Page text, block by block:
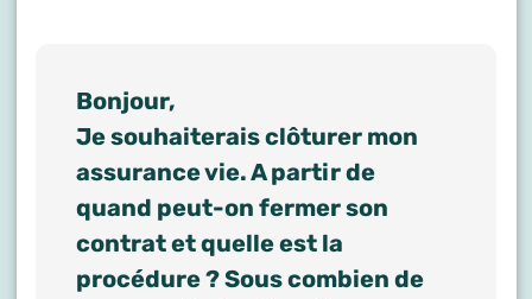
Bonjour,
Je souhaiterais clôturer mon
assurance vie. A partir de
quand peut-on fermer son
contrat et quelle est la
procédure ? Sous combien de